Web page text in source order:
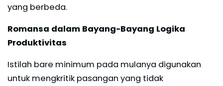
yang berbeda.
Romansa dalam Bayang-Bayang Logika
Produktivitas
Istilah bare minimum pada mulanya digunakan
untuk mengkritik pasangan yang tidak